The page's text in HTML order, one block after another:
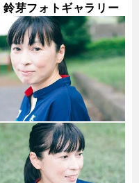
芽フォトギャラリー